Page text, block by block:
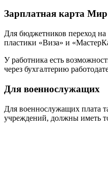
Зарплатная карта
Для бюджетников переход
пластики «Виза» и
У работника есть
через бухгалтерию
Для военнослужащих
Для военнослужащих плата
учреждений, должны иметь